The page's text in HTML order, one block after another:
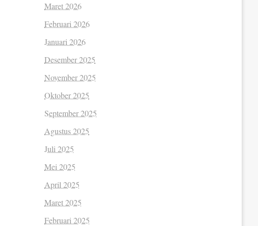
Maret 2026
Februari 2026
Januari 2026
Desember 2025
November 2025
Oktober 2025
September 2025
Agustus 2025
Juli 2025
Mei 2025
April 2025
Maret 2025
Februari 2025